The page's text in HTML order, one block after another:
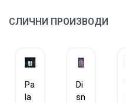
СЛИЧНИ ПРОИЗВОДИ
Pa
la
Di
sn